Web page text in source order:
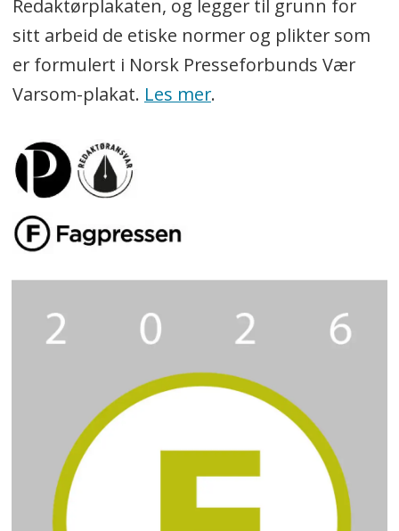
Redaktørplakaten, og legger til grunn for
sitt arbeid de etiske normer og plikter som
er formulert i Norsk Presseforbunds Vær
Varsom-plakat. Les mer.